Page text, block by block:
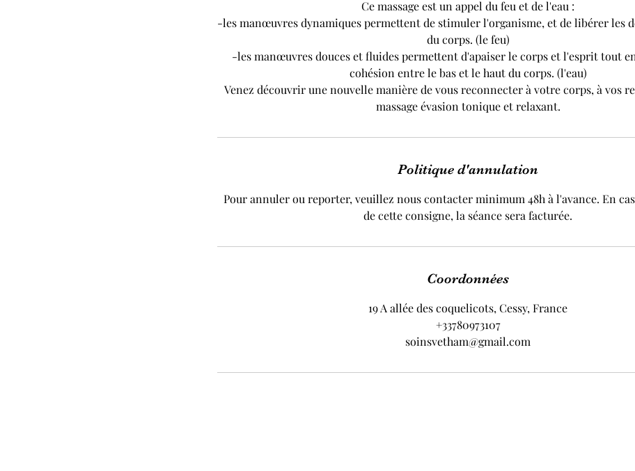
Ce massage est un appel du feu et de l'eau :
-les manœuvres dynamiques permettent de stimuler l'organisme, et de libérer les
du corps. (le feu)
-les manœuvres douces et fluides permettent d'apaiser le corps et l'esprit tout
cohésion entre le bas et le haut du corps. (l'eau)
Venez découvrir une nouvelle manière de vous reconnecter à votre corps, à vos
massage évasion tonique et relaxant.
Politique d'annulation
Pour annuler ou reporter, veuillez nous contacter minimum 48h à l'avance. En
de cette consigne, la séance sera facturée.
Coordonnées
19 A allée des coquelicots, Cessy, France
+33780973107
soinsvetham@gmail.com